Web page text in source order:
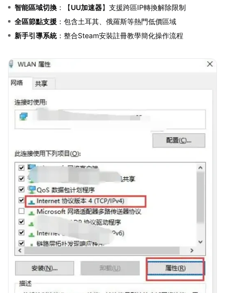
智能區域切換 ：【UU加速器】支援跨區IP轉換解除限制
全區節點支援 ：包含土耳其、俄羅斯等熱門低價區域
新手引導系統：整合Steam安裝註冊教學簡化操作流程